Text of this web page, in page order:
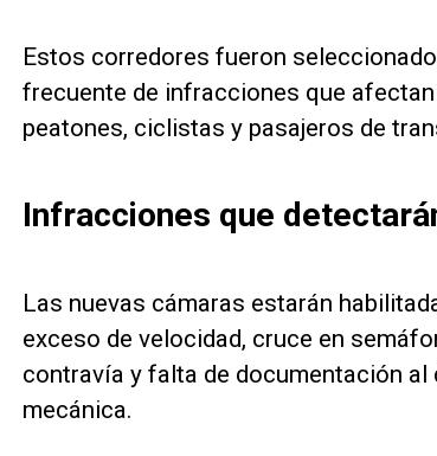
Estos corredores fueron
frecuente de infracciones que
peatones, ciclistas y pasajeros de
Infracciones que
Las nuevas cámaras estarán
exceso de velocidad, cruce en
contravía y falta de documentación
mecánica.